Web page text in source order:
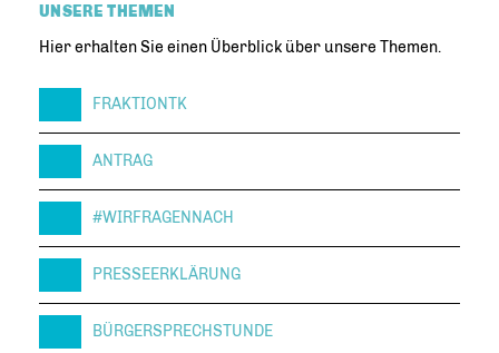
UNSERE THEMEN
Hier erhalten Sie einen Überblick über unsere Themen.
FRAKTIONTK
ANTRAG
#WIRFRAGENNACH
PRESSEERKLÄRUNG
BÜRGERSPRECHSTUNDE